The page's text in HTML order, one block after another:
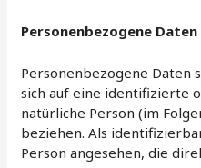
Personenbezogene Daten
Personenbezogene Daten
sich auf eine identifizierte
natürliche Person (im
beziehen. Als
Person angesehen, die